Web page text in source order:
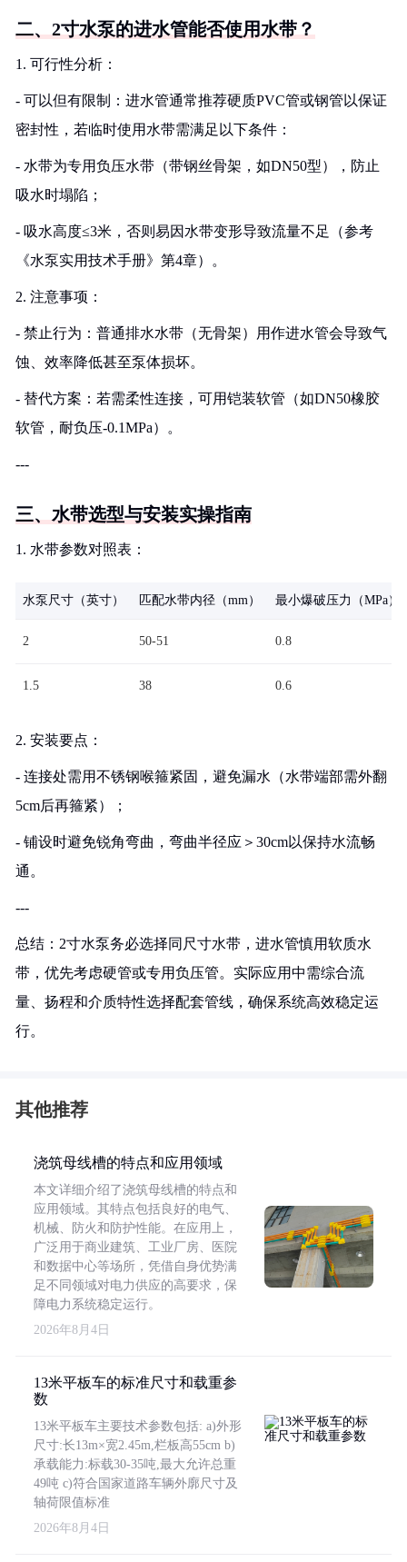
二、2寸水泵的进水管能否使用水带？
1. 可行性分析：
- 可以但有限制：进水管通常推荐硬质PVC管或钢管以保证
密封性，若临时使用水带需满足以下条件：
- 水带为专用负压水带（带钢丝骨架，如DN50型），防止
吸水时塌陷；
- 吸水高度≤3米，否则易因水带变形导致流量不足（参考
《水泵实用技术手册》第4章）。
2. 注意事项：
- 禁止行为：普通排水水带（无骨架）用作进水管会导致气
蚀、效率降低甚至泵体损坏。
- 替代方案：若需柔性连接，可用铠装软管（如DN50橡胶
软管，耐负压-0.1MPa）。
---
三、水带选型与安装实操指南
1. 水带参数对照表：
水泵尺寸（英寸） 匹配水带内径（mm） 最小爆破压力（MPa）
2 50-51 0.8
1.5 38 0.6
2. 安装要点：
- 连接处需用不锈钢喉箍紧固，避免漏水（水带端部需外翻
5cm后再箍紧）；
- 铺设时避免锐角弯曲，弯曲半径应＞30cm以保持水流畅
通。
---
总结：2寸水泵务必选择同尺寸水带，进水管慎用软质水
带，优先考虑硬管或专用负压管。实际应用中需综合流
量、扬程和介质特性选择配套管线，确保系统高效稳定运
行。
其他推荐
浇筑母线槽的特点和应用领域
本文详细介绍了浇筑母线槽的特点和
应用领域。其特点包括良好的电气、
机械、防火和防护性能。在应用上，
广泛用于商业建筑、工业厂房、医院
和数据中心等场所，凭借自身优势满
足不同领域对电力供应的高要求，保
障电力系统稳定运行。
2026年8月4日
13米平板车的标准尺寸和载重参
数
13米平板车主要技术参数包括: a)外形
尺寸:长13m×宽2.45m,栏板高55cm b)
承载能力:标载30-35吨,最大允许总重
49吨 c)符合国家道路车辆外廓尺寸及
轴荷限值标准
2026年8月4日